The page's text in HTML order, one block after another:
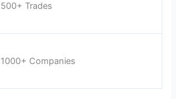
500+ Trades
1000+ Companies